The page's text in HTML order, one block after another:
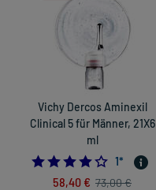
Vichy Dercos Aminexil
Clinical 5 für Männer, 21X6
ml
4.0
1*
58,40 € 73,00 €